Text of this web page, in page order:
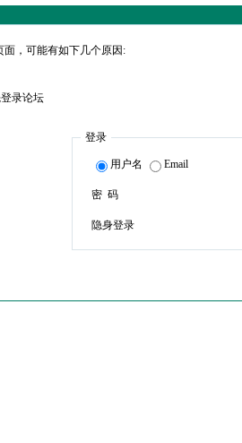
，可能有如下几个原因:
录论坛
登录
用户名 Email
密 码
隐身登录